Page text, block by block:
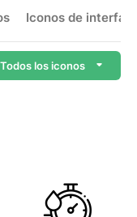
Iconos de interfaz
Todos los iconos